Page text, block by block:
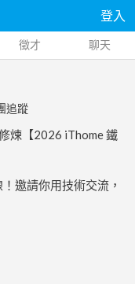
登入
徵才 聊天
追蹤
煉【2026 iThome 鐵
邀請你用技術交流，